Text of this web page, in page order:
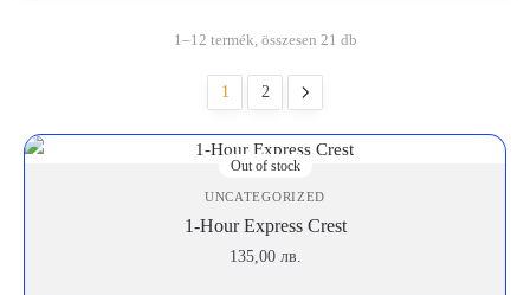
1–12 termék, összesen 21 db
1 2
Out of stock
UNCATEGORIZED
1-Hour Express Crest
135,00 лв.